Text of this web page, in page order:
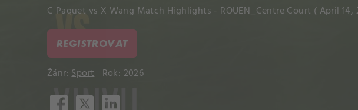
C Paquet vs X Wang Match Highlights - ROUEN_Centre Court ( April 14,
REGISTROVAT
Žánr:Sport Rok: 2026